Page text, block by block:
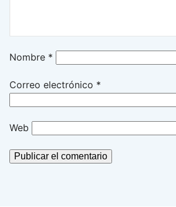
Nombre *
Correo electrónico *
Web